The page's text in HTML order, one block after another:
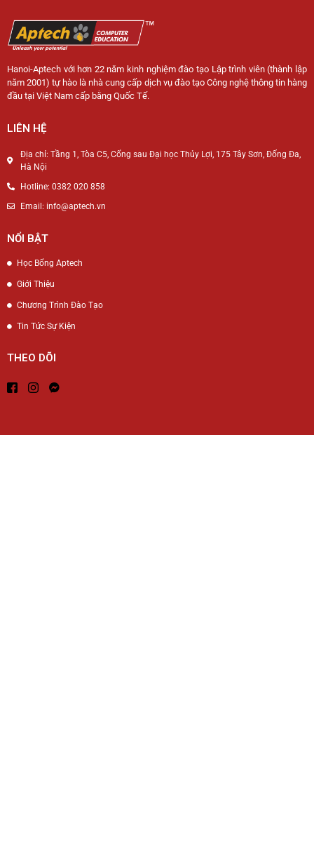
Hanoi-Aptech với hơn 22 năm kinh nghiệm đào tạo Lập trình viên (thành lập
năm 2001) tự hào là nhà cung cấp dịch vụ đào tạo Công nghệ thông tin hàng
đầu tại Việt Nam cấp bằng Quốc Tế.
LIÊN HỆ
Địa chỉ: Tầng 1, Tòa C5, Cổng sau Đại học Thủy Lợi, 175 Tây Sơn, Đống Đa,
Hà Nội
Hotline: 0382 020 858
Email: info@aptech.vn
NỔI BẬT
Học Bổng Aptech
Giới Thiệu
Chương Trình Đào Tạo
Tin Tức Sự Kiện
THEO DÕI